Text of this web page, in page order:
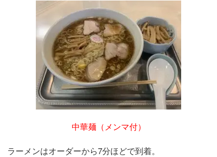
中華麺（メンマ付）
ラーメンはオーダーから7分ほどで到着。